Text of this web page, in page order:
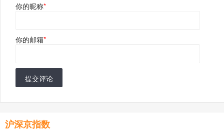
你的昵称*
你的邮箱*
提交评论
沪深京指数